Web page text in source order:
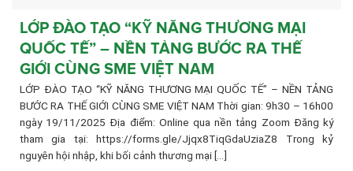
LỚP ĐÀO TẠO “KỸ NĂNG THƯƠNG MẠI
QUỐC TẾ” – NỀN TẢNG BƯỚC RA THẾ
GIỚI CÙNG SME VIỆT NAM
LỚP ĐÀO TẠO “KỸ NĂNG THƯƠNG MẠI QUỐC TẾ” – NỀN TẢNG
BƯỚC RA THẾ GIỚI CÙNG SME VIỆT NAM Thời gian: 9h30 – 16h00
ngày 19/11/2025 Địa điểm: Online qua nền tảng Zoom Đăng ký
tham gia tại: https://forms.gle/Jjqx8TiqGdaUziaZ8 Trong kỷ
nguyên hội nhập, khi bối cảnh thương mại [...]